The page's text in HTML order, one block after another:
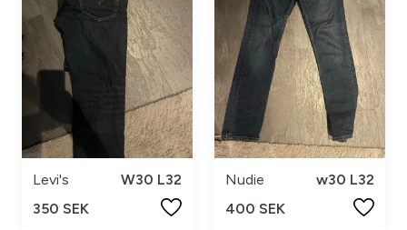
Levi's
W30 L32
350 SEK
Nudie
w30 L32
400 SEK